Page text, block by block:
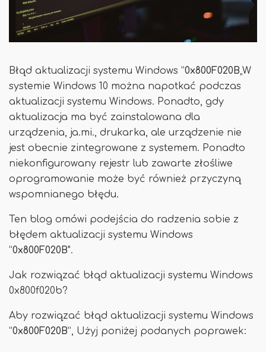
Błąd aktualizacji systemu Windows ”0x800F020B„W
systemie Windows 10 można napotkać podczas
aktualizacji systemu Windows. Ponadto, gdy
aktualizacja ma być zainstalowana dla
urządzenia, ja.mi., drukarka, ale urządzenie nie
jest obecnie zintegrowane z systemem. Ponadto
niekonfigurowany rejestr lub zawarte złośliwe
oprogramowanie może być również przyczyną
wspomnianego błędu.
Ten blog omówi podejścia do radzenia sobie z
błędem aktualizacji systemu Windows
”0x800F020B".
Jak rozwiązać błąd aktualizacji systemu Windows
0x800f020b?
Aby rozwiązać błąd aktualizacji systemu Windows
”0x800F020B”, Użyj poniżej podanych poprawek: